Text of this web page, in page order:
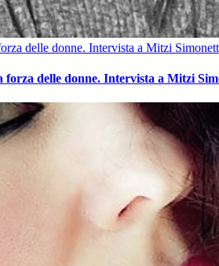
delle donne. Intervista a Mitzi
forza delle donne. Intervista a Mitzi